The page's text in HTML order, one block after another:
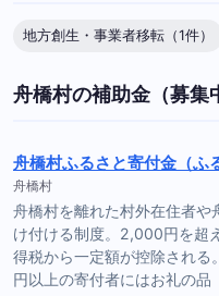
地方創生・事業者移転（1件）
舟橋村の補助金（募集
舟橋村ふるさと寄付金（ふ
舟橋村
舟橋村を離れた村外在住者や
け付ける制度。2,000円を超
得税から一定額が控除され
円以上の寄付者にはお礼の